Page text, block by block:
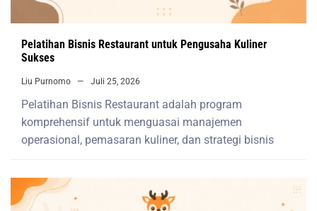
Pelatihan Bisnis Restaurant untuk Pengusaha Kuliner
Sukses
Liu Purnomo Juli 25, 2026
Pelatihan Bisnis Restaurant adalah program
komprehensif untuk menguasai manajemen
operasional, pemasaran kuliner, dan strategi bisnis